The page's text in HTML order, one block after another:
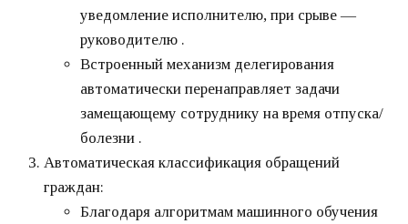
уведомление исполнителю, при срыве —
руководителю .
Встроенный механизм делегирования
автоматически перенаправляет задачи
замещающему сотруднику на время отпуска/
болезни .
Автоматическая классификация обращений
граждан:
Благодаря алгоритмам машинного обучения